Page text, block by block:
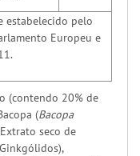
estabelecido pelo
Europeu e
(contendo 20% de
(Bacopa
seco de